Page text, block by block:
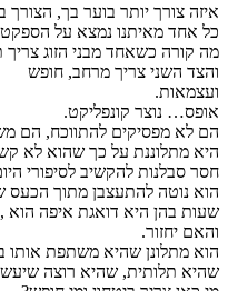
איזה צורך יותר בוער בך, הצורך
כל אחד מאיתנו נמצא על
מה קורה כשאחד מבני הזוג
והצד השני צריך מרחב, חופש
ועצמאות.
אופס… נוצר קונפליקט.
הם לא מפסיקים להתווכח, הם
היא מתלוננת על כך שהוא לא
חסר סבלנות להקשיב לסיפורי
הוא נוטה להתעצבן מתוך הכעס
שעות בהן היא דואגת איפה הוא
והאם יחזור.
הוא מתלונן שהיא משתפת אותו
שהיא תלותית, שהיא רוצה